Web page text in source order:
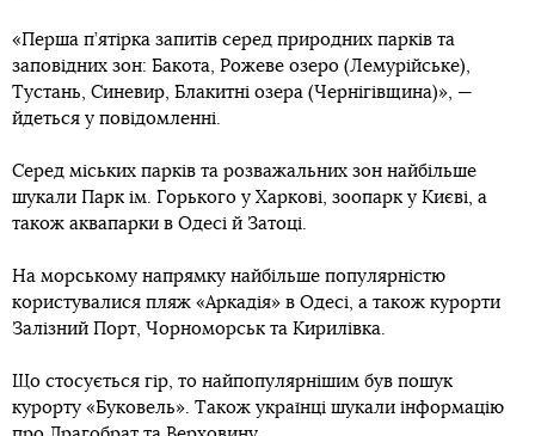
«Перша п’ятірка запитів серед природних парків та
заповідних зон: Бакота, Рожеве озеро (Лемурійське),
Тустань, Синевир, Блакитні озера (Чернігівщина)», —
йдеться у повідомленні.
Серед міських парків та розважальних зон найбільше
шукали Парк ім. Горького у Харкові, зоопарк у Києві, а
також аквапарки в Одесі й Затоці.
На морському напрямку найбільше популярністю
користувалися пляж «Аркадія» в Одесі, а також курорти
Залізний Порт, Чорноморськ та Кирилівка.
Що стосується гір, то найпопулярнішим був пошук
курорту «Буковель». Також українці шукали інформацію